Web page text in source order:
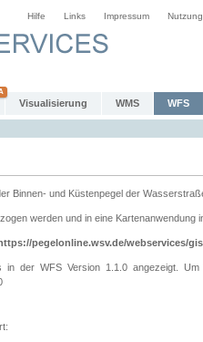
Hilfe Links Impressum
Visualisierung WMS WFS
Binnen- und Küstenpegel der
werden und in eine
pegelonline.wsv.de/webservices/
der WFS Version 1.1.0 angezeigt.